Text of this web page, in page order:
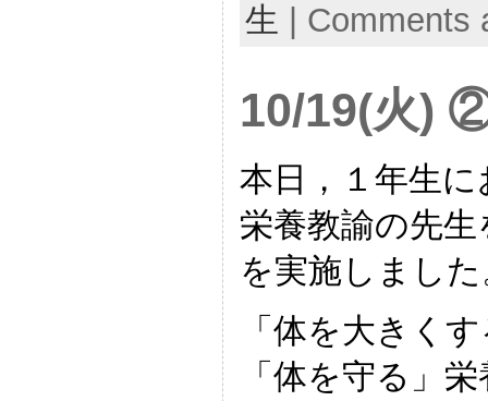
生
Comments
10/19(火)
本日，１年生
栄養教諭の先
を実施しまし
「体を大きく
「体を守る」